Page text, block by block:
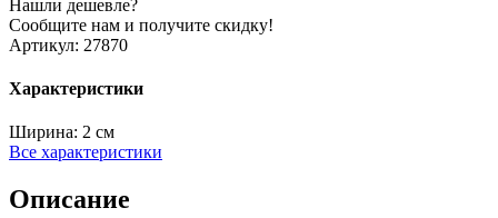
Нашли дешевле?
Сообщите нам и получите скидку!
Артикул: 27870
Характеристики
Ширина: 2 см
Все характеристики
Описание